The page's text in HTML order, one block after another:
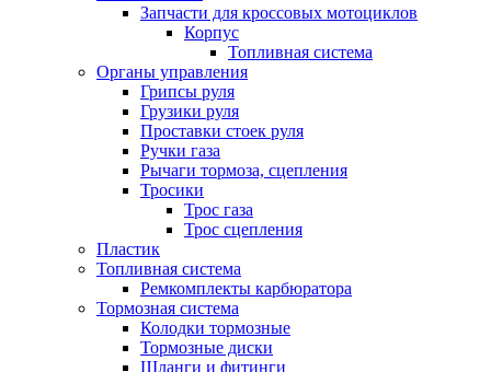
Запчасти для кроссовых мотоциклов
Корпус
Топливная система
Органы управления
Грипсы руля
Грузики руля
Проставки стоек руля
Ручки газа
Рычаги тормоза, сцепления
Тросики
Трос газа
Трос сцепления
Пластик
Топливная система
Ремкомплекты карбюратора
Тормозная система
Колодки тормозные
Тормозные диски
Шланги и фитинги